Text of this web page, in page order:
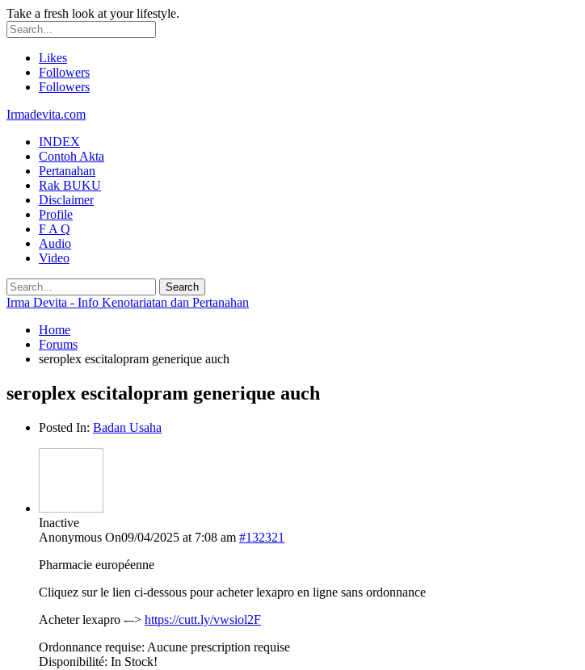
Take a fresh look at your lifestyle.
Likes
Followers
Followers
Irmadevita.com
INDEX
Contoh Akta
Pertanahan
Rak BUKU
Disclaimer
Profile
F A Q
Audio
Video
Irma Devita - Info Kenotariatan dan Pertanahan
Home
Forums
seroplex escitalopram generique auch
seroplex escitalopram generique auch
Posted In: Badan Usaha
Inactive
Anonymous On09/04/2025 at 7:08 am #132321
Pharmacie européenne
Cliquez sur le lien ci-dessous pour acheter lexapro en ligne sans ordonnance
Acheter lexapro -–> https://cutt.ly/vwsiol2F
Ordonnance requise: Aucune prescription requise
Disponibilité: In Stock!